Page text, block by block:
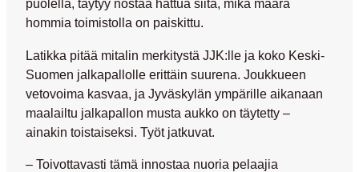
puolella, täytyy nostaa hattua siitä, mikä määrä
hommia toimistolla on paiskittu.
Latikka pitää mitalin merkitystä JJK:lle ja koko Keski-
Suomen jalkapallolle erittäin suurena. Joukkueen
vetovoima kasvaa, ja Jyväskylän ympärille aikanaan
maalailtu jalkapallon musta aukko on täytetty –
ainakin toistaiseksi. Työt jatkuvat.
– Toivottavasti tämä innostaa nuoria pelaajia